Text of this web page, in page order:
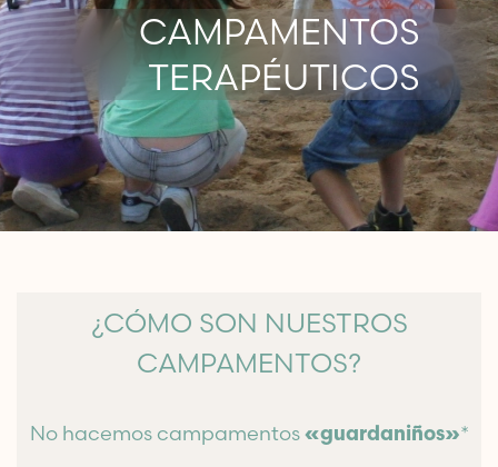
CAMPAMENTOS
TERAPÉUTICOS
¿CÓMO SON NUESTROS
CAMPAMENTOS?
No hacemos campamentos «guardaniños»*